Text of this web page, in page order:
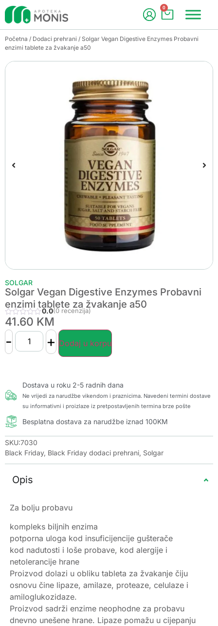
0
Početna / Dodaci prehrani / Solgar Vegan Digestive Enzymes Probavni
enzimi tablete za žvakanje a50
SOLGAR
Solgar Vegan Digestive Enzymes Probavni
enzimi tablete za žvakanje a50
0.0(0 recenzija)
41.60 KM
- + Dodaj u korpu
Dostava u roku 2-5 radnih dana
Ne vrijedi za narudžbe vikendom i praznicima. Navedeni termini dostave
su informativni i proizlaze iz pretpostavljenih termina brze pošte
Besplatna dostava za narudžbe iznad 100KM
SKU:7030
Black Friday, Black Friday dodaci prehrani, Solgar
Opis
Za bolju probavu
kompleks biljnih enzima
potporna uloga kod insuficijencije gušterače
kod nadutosti i loše probave, kod alergije i
netolerancije hrane
Proizvod dolazi u obliku tableta za žvakanje čiju
osnovu čine lipaze, amilaze, proteaze, celulaze i
amiloglukozidaze.
Proizvod sadrži enzime neophodne za probavu
dnevno unešene hrane. Lipaze pomažu u cijepanju